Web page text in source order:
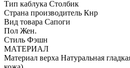
Тип каблука Столбик
Страна производитель Кнр
Вид товара Сапоги
Пол Жен.
Стиль Фэшн
МАТЕРИАЛ
Материал верха Натуральная